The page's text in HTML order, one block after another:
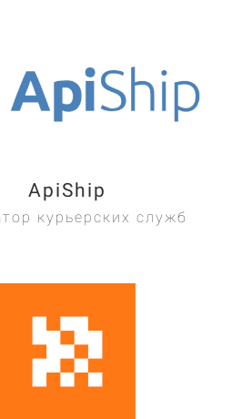
ApiShip
курьерских служб